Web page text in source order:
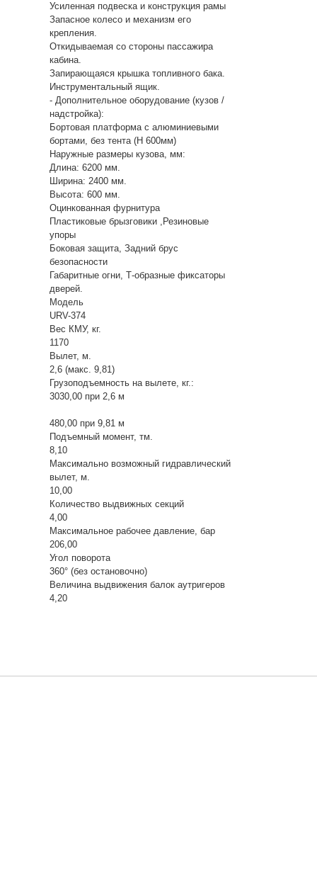
Усиленная подвеска и конструкция рамы
Запасное колесо и механизм его
крепления.
Откидываемая со стороны пассажира
кабина.
Запирающаяся крышка топливного бака.
Инструментальный ящик.
- Дополнительное оборудование (кузов /
надстройка):
Бортовая платформа с алюминиевыми
бортами, без тента (H 600мм)
Наружные размеры кузова, мм:
Длина: 6200 мм.
Ширина: 2400 мм.
Высота: 600 мм.
Оцинкованная фурнитура
Пластиковые брызговики ,Резиновые
упоры
Боковая защита, Задний брус
безопасности
Габаритные огни, Т-образные фиксаторы
дверей.
Модель
URV-374
Вес КМУ, кг.
1170
Вылет, м.
2,6 (макс. 9,81)
Грузоподъемность на вылете, кг.:
3030,00 при 2,6 м
480,00 при 9,81 м
Подъемный момент, тм.
8,10
Максимально возможный гидравлический
вылет, м.
10,00
Количество выдвижных секций
4,00
Максимальное рабочее давление, бар
206,00
Угол поворота
360° (без остановочно)
Величина выдвижения балок аутригеров
4,20